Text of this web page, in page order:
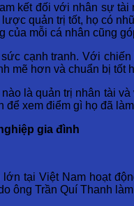
kết đối với nhân sự
quản trị tốt, họ có
của mỗi cá nhân cũng
cạnh tranh. Với
mẽ hơn và chuẩn bị tốt
là quản trị nhân tài
xem điểm gì họ đã
gia đình
tại Việt Nam hoạt
ông Trần Quí Thanh